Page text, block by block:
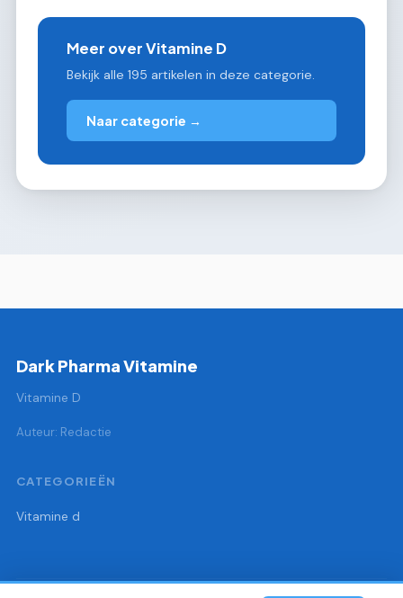
Meer over Vitamine D
Bekijk alle 195 artikelen in deze categorie.
Naar categorie →
Dark Pharma Vitamine
Vitamine D
Auteur: Redactie
CATEGORIEËN
Vitamine d